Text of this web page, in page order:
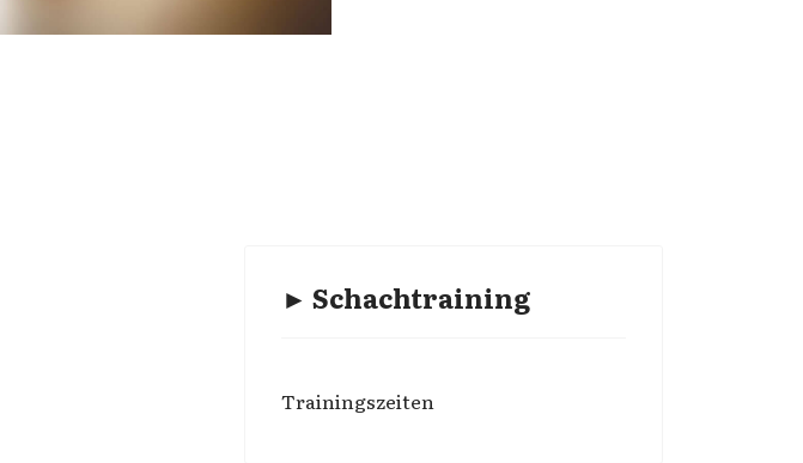
► Schachtraining
Trainingszeiten